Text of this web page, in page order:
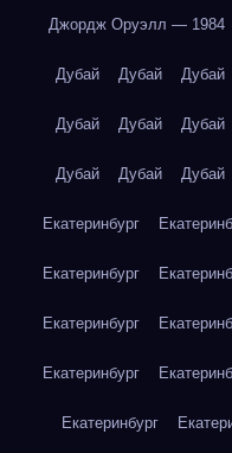
Джордж Оруэлл — 1984
Дубай Дубай Дубай
Дубай Дубай Дубай
Дубай Дубай Дубай
Екатеринбург
Екатеринбург
Екатеринбург
Екатеринбург
Екатеринбург